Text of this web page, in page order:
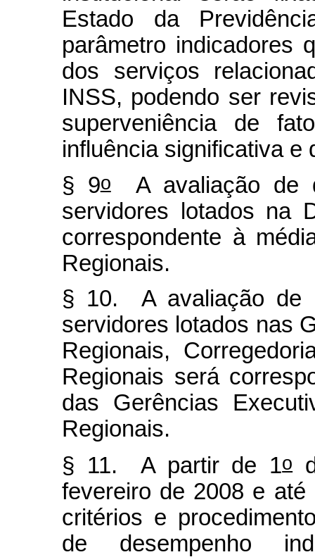
Estado da
parâmetro indicadores
dos serviços
INSS, podendo ser
superveniência de
influência significativa e
§ 9oA avaliação de
servidores lotados na
correspondente à
Regionais.
§ 10. A avaliação de
servidores lotados nas
Regionais,
Regionais será
das Gerências
Regionais.
§ 11. A partir de 1o
fevereiro de 2008 e até
critérios e
de desempenho